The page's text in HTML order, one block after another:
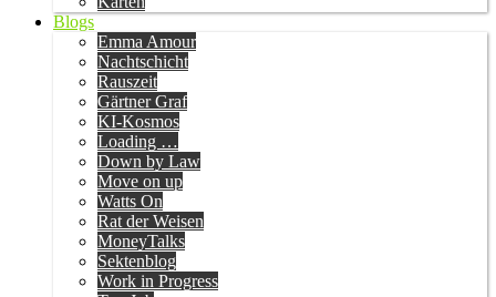
Blogs
Emma Amour
Nachtschicht
Rauszeit
Gärtner Graf
KI-Kosmos
Loading …
Down by Law
Move on up
Watts On
Rat der Weisen
MoneyTalks
Sektenblog
Work in Progress